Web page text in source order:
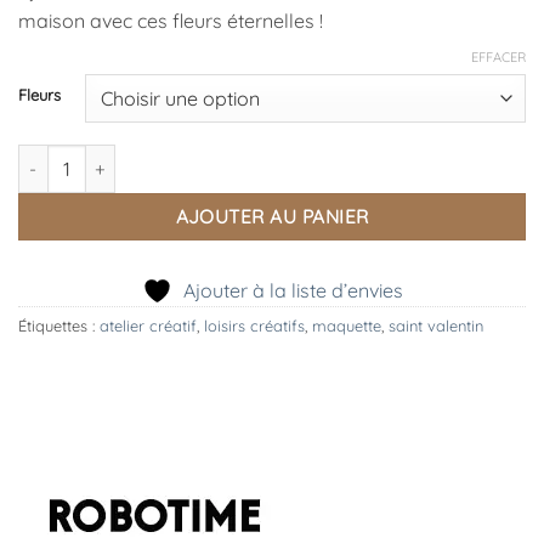
maison avec ces fleurs éternelles !
Fleurs
EFFACER
quantité de Fleurs à construire, ROBOTIME
AJOUTER AU PANIER
Ajouter à la liste d’envies
Étiquettes : atelier créatif loisirs créatifs maquette saint valentin